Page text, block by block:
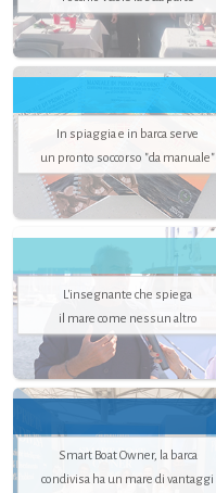
In spiaggia e in barca serve
un pronto soccorso "da manuale"
L'insegnante che spiega
il mare come nessun altro
Smart Boat Owner, la barca
condivisa ha un mare di vantaggi